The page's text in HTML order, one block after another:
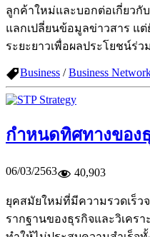
ลูกค้าใหม่และบอกต่อเกี่ยวกั
แลกเปลี่ยนข้อมูลข่าวสาร แ
ระยะยาวเพื่อผลประโยชน์ร่ว
Business /Business
กำหนดทิศทางของ
06/03/2563 40,903
ยุคสมัยใหม่ที่มีความรวดเร็ว
รากฐานของธุรกิจและวิเคร